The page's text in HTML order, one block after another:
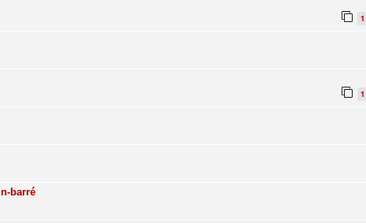
1
1
barré